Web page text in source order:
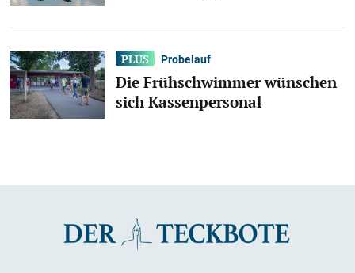
Probelauf
Die Frühschwimmer wünschen
sich Kassenpersonal